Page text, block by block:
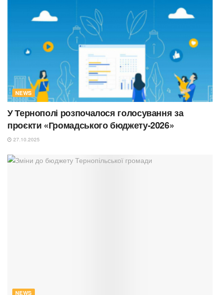
NEWS
У Тернополі розпочалося голосування за
проєкти «Громадського бюджету-2026»
27.10.2025
NEWS